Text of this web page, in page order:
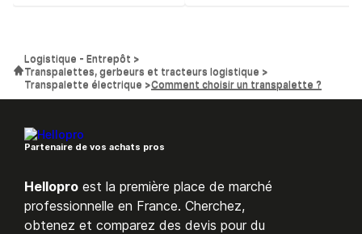
Logistique - Entrepôt
Transpalettes, gerbeurs et tracteurs logistique
Transpalette électrique
Comment choisir un transpalette ?
Partenaire de vos achats pros
Hellopro est la première place de marché
professionnelle en France. Cherchez,
obtenez et comparez des devis pour du